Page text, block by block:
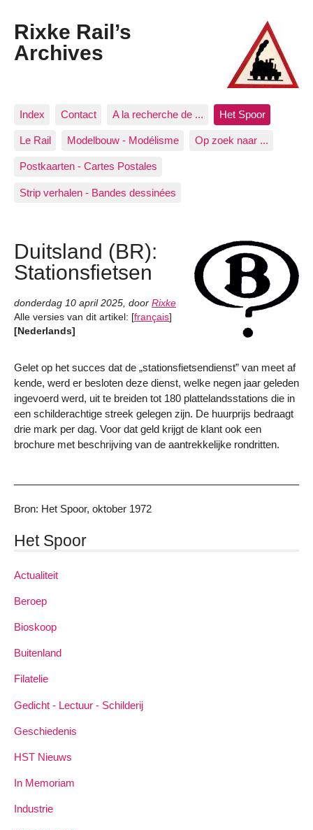
Rixke Rail’s
Archives
Index Contact A la recherche de ... Het Spoor
Le Rail Modelbouw - Modélisme Op zoek naar ...
Postkaarten - Cartes Postales
Strip verhalen - Bandes dessinées
Duitsland (BR):
Stationsfietsen
donderdag 10 april 2025, door Rixke
Alle versies van dit artikel: [français]
[Nederlands]
Gelet op het succes dat de „stationsfietsendienst” van meet af
kende, werd er besloten deze dienst, welke negen jaar geleden
ingevoerd werd, uit te breiden tot 180 plattelandsstations die in
een schilderachtige streek gelegen zijn. De huurprijs bedraagt
drie mark per dag. Voor dat geld krijgt de klant ook een
brochure met beschrijving van de aantrekkelijke rondritten.
Bron: Het Spoor, oktober 1972
Het Spoor
Actualiteit
Beroep
Bioskoop
Buitenland
Filatelie
Gedicht - Lectuur - Schilderij
Geschiedenis
HST Nieuws
In Memoriam
Industrie